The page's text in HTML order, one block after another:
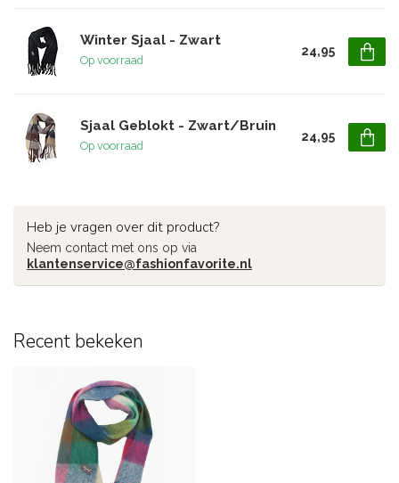
Winter Sjaal - Zwart
Op voorraad
24,95
Sjaal Geblokt - Zwart/Bruin
Op voorraad
24,95
Heb je vragen over dit product?
Neem contact met ons op via
klantenservice@fashionfavorite.nl
Recent bekeken